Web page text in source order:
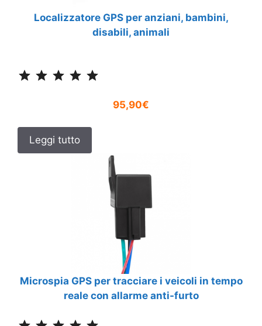
Localizzatore GPS per anziani, bambini,
disabili, animali
95,90€
Leggi tutto
Microspia GPS per tracciare i veicoli in tempo
reale con allarme anti-furto